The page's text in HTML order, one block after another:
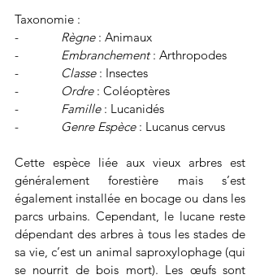
Taxonomie :
- Règne : Animaux
- Embranchement : Arthropodes
-
Classe : Insectes
-
Ordre : Coléoptères
- Famille : Lucanidés
-
Genre Espèce : Lucanus cervus
Cette espèce liée aux vieux arbres est
généralement forestière mais s’est
également installée en bocage ou dans les
parcs urbains. Cependant, le lucane reste
dépendant des arbres à tous les stades de
sa vie, c’est un animal saproxylophage (qui
se nourrit de bois mort). Les œufs sont